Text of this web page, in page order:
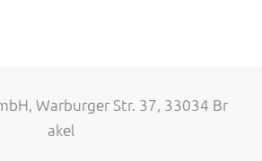
Warburger Str. 37, 33034 Br
akel